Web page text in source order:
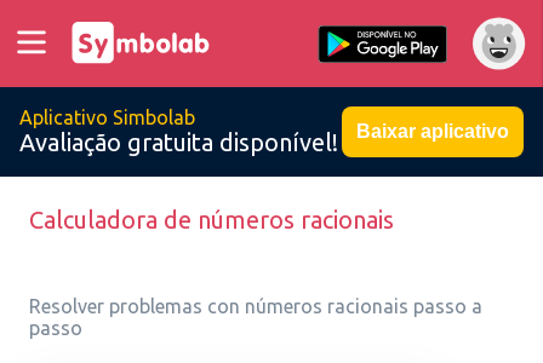
Aplicativo Simbolab
Avaliação gratuita disponível! Baixar aplicativo
Calculadora de números racionais
Resolver problemas con números racionais passo a
passo